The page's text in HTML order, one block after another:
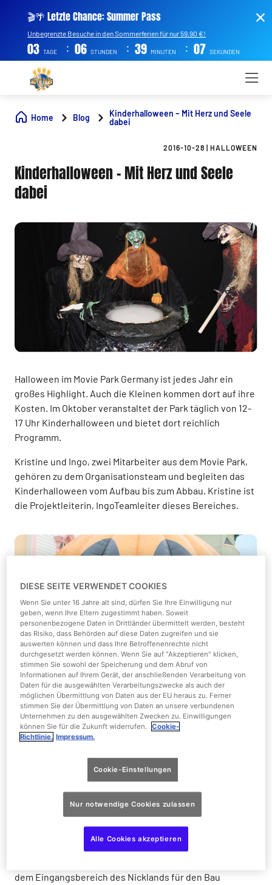
🎬🌴 Letzte Chance: Summer Pass
Unbegrenzte Besuche in den Sommerferien für nur 59,90 €!
03 TAGE : 06 STUNDEN : 39 MINUTEN : 06 SEKUNDEN
Home Blog
Kinderhalloween – Mit Herz und Seele
dabei
2016-10-28 HALLOWEEN
Kinderhalloween – Mit Herz und Seele
dabei
Halloween im Movie Park Germany ist jedes Jahr ein
großes Highlight. Auch die Kleinen kommen dort auf ihre
Kosten. Im Oktober veranstaltet der Park täglich von 12-
17 Uhr Kinderhalloween und bietet dort reichlich
Programm.
Kristine und Ingo, zwei Mitarbeiter aus dem Movie Park,
gehören zu dem Organisationsteam und begleiten das
Kinderhalloween vom Aufbau bis zum Abbau. Kristine ist
die Projektleiterin, IngoTeamleiter dieses Bereiches.
dem Eingangsbereich des Nicklands für den Bau
DIESE SEITE VERWENDET COOKIES
Wenn Sie unter 16 Jahre alt sind, dürfen Sie Ihre Einwilligung nur
geben, wenn Ihre Eltern zugestimmt haben. Soweit
personenbezogene Daten in Drittländer übermittelt werden, besteht
das Risiko, dass Behörden auf diese Daten zugreifen und sie
auswerten können und dass Ihre Betroffenenrechte nicht
durchgesetzt werden können. Wenn Sie auf "Akzeptieren" klicken,
stimmen Sie sowohl der Speicherung und dem Abruf von
Informationen auf Ihrem Gerät, der anschließenden Verarbeitung von
Daten für die ausgewählten Verarbeitungszwecke als auch der
möglichen Übermittlung von Daten aus der EU heraus zu. Ferner
stimmen Sie der Übermittlung von Daten an unsere verbundenen
Unternehmen zu den ausgewählten Zwecken zu. Einwilligungen
können Sie für die Zukunft widerrufen. Cookie-
Richtlinie. Impressum.
Cookie-Einstellungen
Nur notwendige Cookies zulassen
Alle Cookies akzeptieren